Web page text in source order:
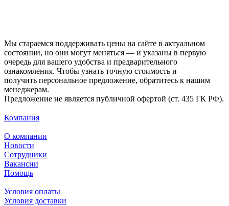
Мы стараемся поддерживать цены на сайте в актуальном
состоянии, но они могут меняться — и указаны в первую
очередь для вашего удобства и предварительного
ознакомления. Чтобы узнать точную стоимость и
получить персональное предложение, обратитесь к нашим
менеджерам.
Предложение не является публичной офертой (ст. 435 ГК РФ).
Компания
О компании
Новости
Сотрудники
Вакансии
Помощь
Условия оплаты
Условия доставки